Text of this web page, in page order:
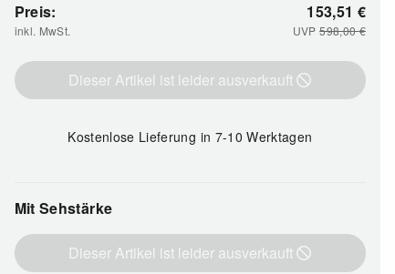
Preis:
inkl. MwSt.
153,51 €
UVP598,00€
Dieser Artikel ist leider ausverkauft
Kostenlose Lieferung in 7-10 Werktagen
Mit Sehstärke
Dieser Artikel ist leider ausverkauft